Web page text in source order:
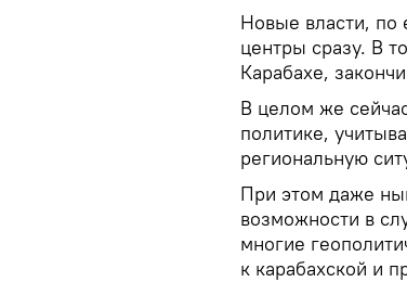
Новые власти, по
центры сразу. В
Карабахе,
В целом же
политике,
региональную
При этом даже
возможности в
многие
к карабахской и